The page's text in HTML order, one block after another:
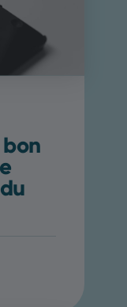
bon